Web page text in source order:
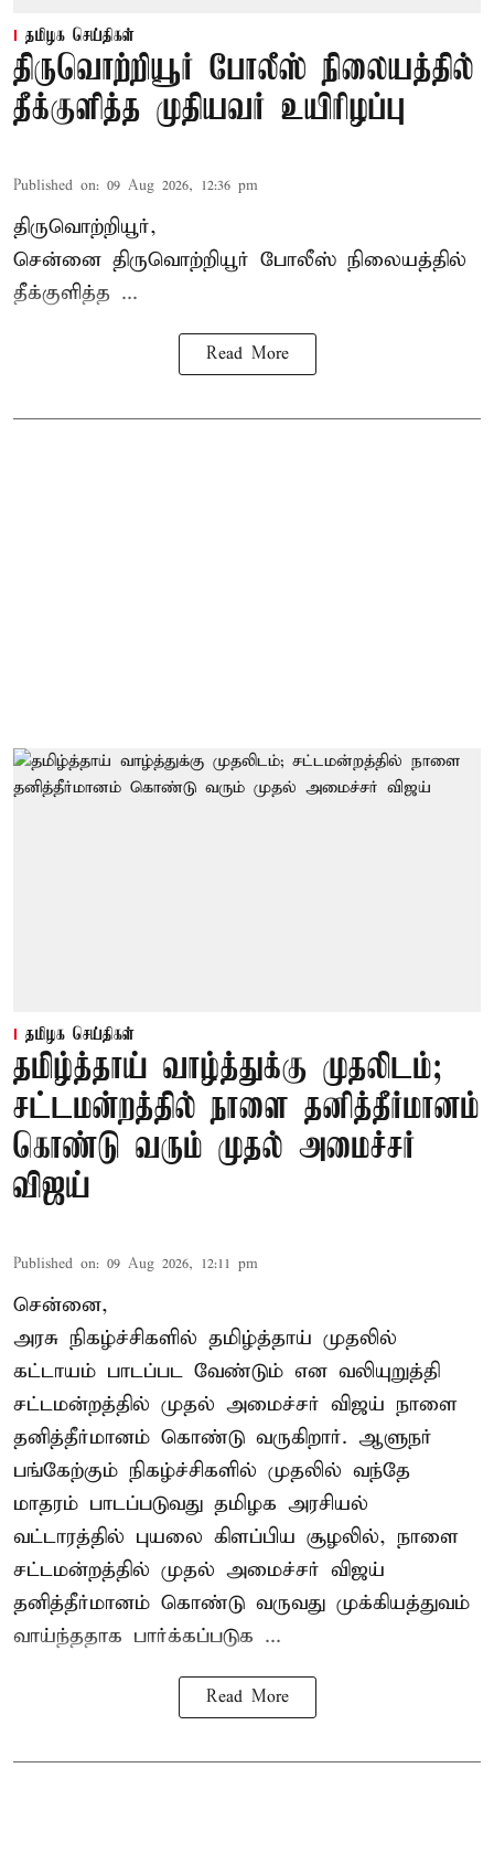
தமிழக செய்திகள்
திருவொற்றியூர் போலீஸ் நிலையத்தில்
தீக்குளித்த முதியவர் உயிரிழப்பு
Published on: 09 Aug 2026, 12:36 pm
திருவொற்றியூர்,
சென்னை திருவொற்றியூர் போலீஸ் நிலையத்தில்
தீக்குளித்த ...
Read More
தமிழக செய்திகள்
தமிழ்த்தாய் வாழ்த்துக்கு முதலிடம்;
சட்டமன்றத்தில் நாளை தனித்தீர்மானம்
கொண்டு வரும் முதல் அமைச்சர்
விஜய்
Published on: 09 Aug 2026, 12:11 pm
சென்னை,
அரசு நிகழ்ச்சிகளில் தமிழ்த்தாய் முதலில்
கட்டாயம் பாடப்பட வேண்டும் என வலியுறுத்தி
சட்டமன்றத்தில் முதல் அமைச்சர் விஜய் நாளை
தனித்தீர்மானம் கொண்டு வருகிறார். ஆளுநர்
பங்கேற்கும் நிகழ்ச்சிகளில் முதலில் வந்தே
மாதரம் பாடப்படுவது தமிழக அரசியல்
வட்டாரத்தில் புயலை கிளப்பிய சூழலில், நாளை
சட்டமன்றத்தில் முதல் அமைச்சர் விஜய்
தனித்தீர்மானம் கொண்டு வருவது முக்கியத்துவம்
வாய்ந்ததாக பார்க்கப்படுக ...
Read More